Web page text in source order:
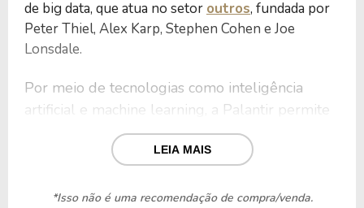
de big data, que atua no setor outros, fundada por
Peter Thiel, Alex Karp, Stephen Cohen e Joe
Lonsdale.
Por meio de tecnologias como inteligência
artificial e machine learning, a Palantir permite
a integração e análise de grandes volumes de
dados em tempo real, fornecendo insights
saúde, finanças e energia.
LEIA MAIS
*Isso não é uma recomendação de compra/venda.